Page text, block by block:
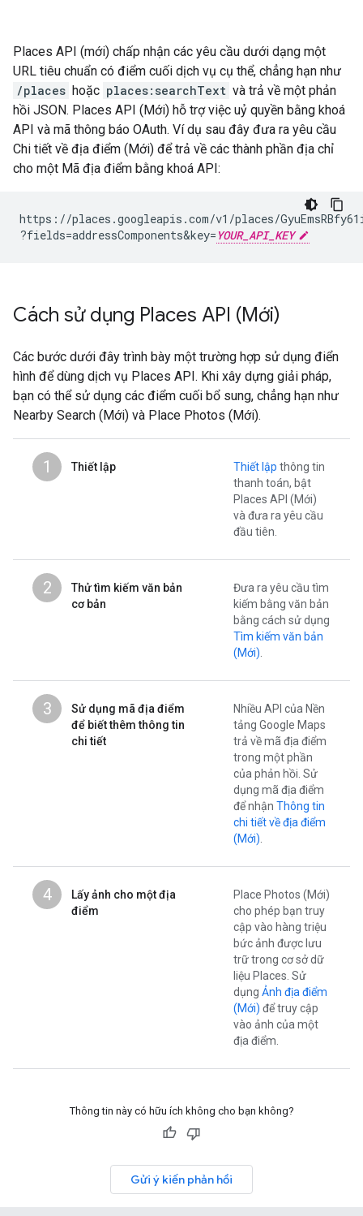
Places API (mới) chấp nhận các yêu cầu dưới dạng một
URL tiêu chuẩn có điểm cuối dịch vụ cụ thể, chẳng hạn như
/places hoặc places:searchText và trả về một phản
hồi JSON. Places API (Mới) hỗ trợ việc uỷ quyền bằng khoá
API và mã thông báo OAuth. Ví dụ sau đây đưa ra yêu cầu
Chi tiết về địa điểm (Mới) để trả về các thành phần địa chỉ
cho một Mã địa điểm bằng khoá API:
https://places.googleapis.com/v1/places/
?fields=addressComponents&key= YOUR_API_KEY
Cách sử dụng Places API (Mới)
Các bước dưới đây trình bày một trường hợp sử dụng điển
hình để dùng dịch vụ Places API. Khi xây dựng giải pháp,
bạn có thể sử dụng các điểm cuối bổ sung, chẳng hạn như
Nearby Search (Mới) và Place Photos (Mới).
1 Thiết lập Thiết lập thông tin
thanh toán, bật
Places API (Mới)
và đưa ra yêu cầu
đầu tiên.
2
Thử tìm kiếm văn bản
cơ bản
Đưa ra yêu cầu tìm
kiếm bằng văn bản
bằng cách sử dụng
Tìm kiếm văn bản
(Mới)
3
Sử dụng mã địa điểm
để biết thêm thông tin
chi tiết
Nhiều API của Nền
tảng Google Maps
trả về mã địa điểm
trong một phần
của phản hồi. Sử
dụng mã địa điểm
để nhận Thông tin
chi tiết về địa điểm
(Mới)
4
Lấy ảnh cho một địa
điểm
Place Photos (Mới)
cho phép bạn truy
cập vào hàng triệu
bức ảnh được lưu
trữ trong cơ sở dữ
liệu Places. Sử
dụng Ảnh địa điểm
(Mới) để truy cập
vào ảnh của một
địa điểm.
Thông tin này có hữu ích không cho bạn không?
Gửi ý kiến phản hồi